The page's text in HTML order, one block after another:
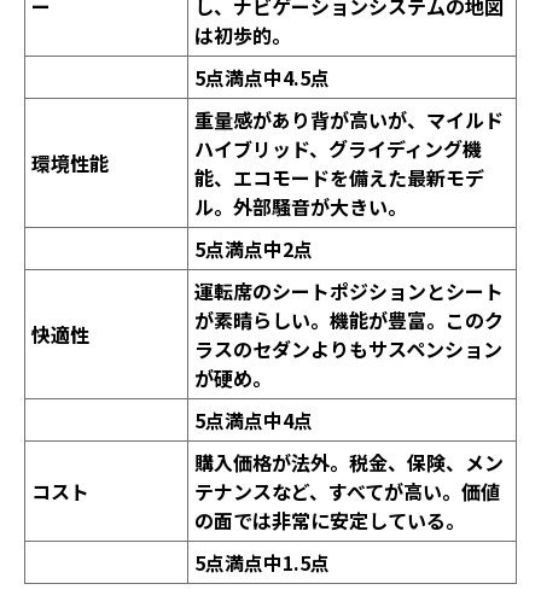
ー
し、ナビゲーションシステムの地図
は初歩的。
5点満点中4.5点
環境性能
重量感があり背が高いが、マイルド
ハイブリッド、グライディング機
能、エコモードを備えた最新モデ
ル。外部騒音が大きい。
5点満点中2点
快適性
運転席のシートポジションとシート
が素晴らしい。機能が豊富。このク
ラスのセダンよりもサスペンション
が硬め。
5点満点中4点
コスト
購入価格が法外。税金、保険、メン
テナンスなど、すべてが高い。価値
の面では非常に安定している。
5点満点中1.5点